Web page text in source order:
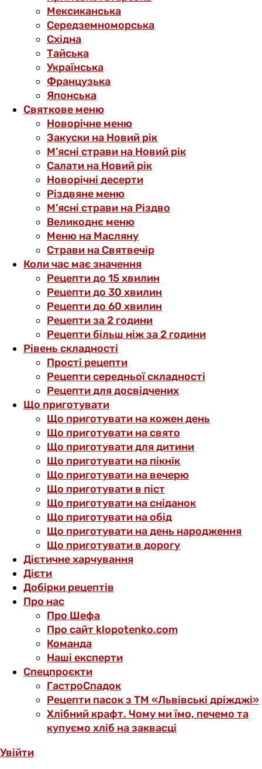
Мексиканська
Середземноморська
Східна
Тайська
Українська
Французька
Японська
Святкове меню
Новорічне меню
Закуски на Новий рік
М’ясні страви на Новий рік
Салати на Новий рік
Новорічні десерти
Різдвяне меню
М’ясні страви на Різдво
Великоднє меню
Меню на Масляну
Страви на Святвечір
Коли час має значення
Рецепти до 15 хвилин
Рецепти до 30 хвилин
Рецепти до 60 хвилин
Рецепти за 2 години
Рецепти більш ніж за 2 години
Рівень складності
Прості рецепти
Рецепти середньої складності
Рецепти для досвідчених
Що приготувати
Що приготувати на кожен день
Що приготувати на свято
Що приготувати для дитини
Що приготувати на пікнік
Що приготувати на вечерю
Що приготувати в піст
Що приготувати на сніданок
Що приготувати на обід
Що приготувати на день народження
Що приготувати в дорогу
Дієтичне харчування
Дієти
Добірки рецептів
Про нас
Про Шефа
Про сайт klopotenko.com
Команда
Наші експерти
Спецпроєкти
ГастроСпадок
Рецепти пасок з ТМ «Львівські дріжджі»
Хлібний крафт. Чому ми їмо, печемо та
купуємо хліб на заквасці
Увійти